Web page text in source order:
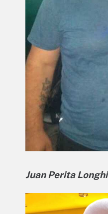
Juan Perita Longhi